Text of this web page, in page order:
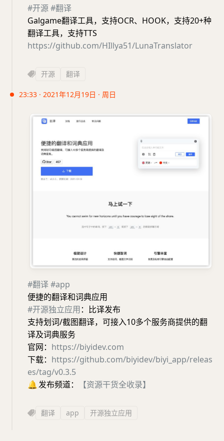
#开源#翻译
Galgame翻译工具，支持OCR、HOOK，支持20+种
翻译工具，支持TTS
https://github.com/HIllya51/LunaTranslator
开源 翻译
23:33 · 2021年12月19日 · 周日
#翻译#app
便捷的翻译和词典应用
#开源独立应用 ：比译发布
支持划词/截图翻译，可接入10多个服务商提供的翻
译及词典服务
官网： https://biyidev.com
下载： https://github.com/biyidev/biyi_app/releas
es/tag/v0.3.5
🔔发布频道： 【资源干货全收录】
翻译 app 开源独立应用